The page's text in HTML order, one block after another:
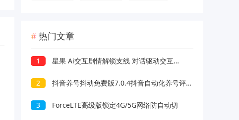
热门文章
1 星果 Ai交互剧情解锁支线 对话驱动交互故事剧情
2 抖音养号抖动免费版7.0.4抖音自动化养号评论脚本
3 ForceLTE高级版锁定4G/5G网络防自动切